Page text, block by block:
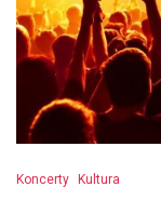
Koncerty Kultura